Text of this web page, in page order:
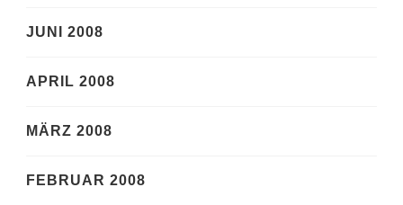
JUNI 2008
APRIL 2008
MÄRZ 2008
FEBRUAR 2008